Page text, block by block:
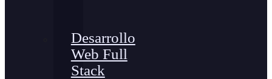
Desarrollo
Web Full
Stack